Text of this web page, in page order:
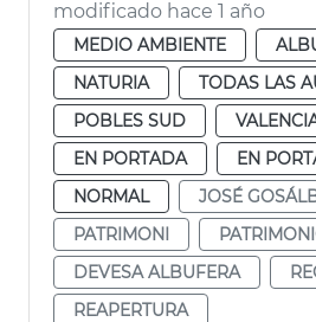
modificado hace 1 año
MEDIO AMBIENTE
NATURIA
TODAS LAS
POBLES SUD
EN PORTADA
EN
NORMAL
JOSÉ
PATRIMONI
DEVESA ALBUFERA
REAPERTURA